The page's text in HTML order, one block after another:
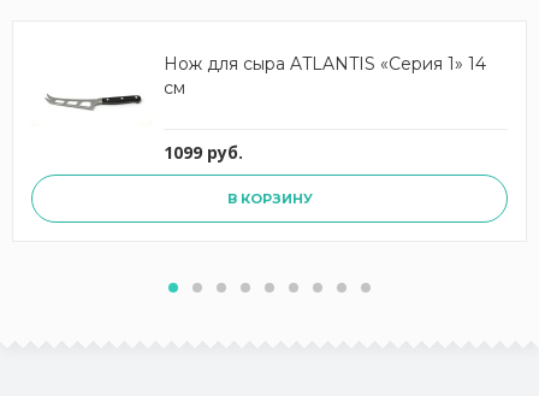
Нож для сыра ATLANTIS «Серия 1» 14
см
1099 руб.
В КОРЗИНУ